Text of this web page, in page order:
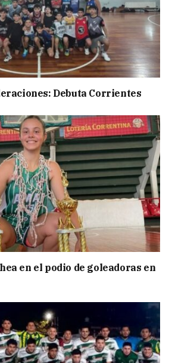
Debuta Corrientes
en el podio de goleadoras en